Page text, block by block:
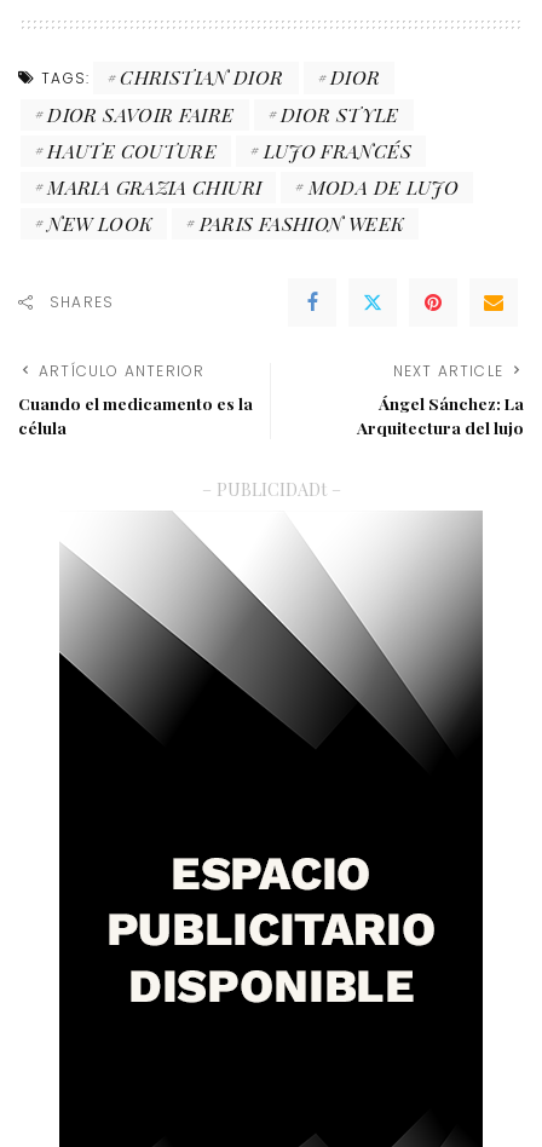
TAGS: CHRISTIAN DIOR
DIOR
DIOR SAVOIR FAIRE
DIOR STYLE
HAUTE COUTURE
LUJO FRANCÉS
MARIA GRAZIA CHIURI
MODA DE LUJO
NEW LOOK
PARIS FASHION WEEK
SHARES
ARTÍCULO ANTERIOR
Cuando el medicamento es la
célula
NEXT ARTICLE
Ángel Sánchez: La
Arquitectura del lujo
– PUBLICIDADt –